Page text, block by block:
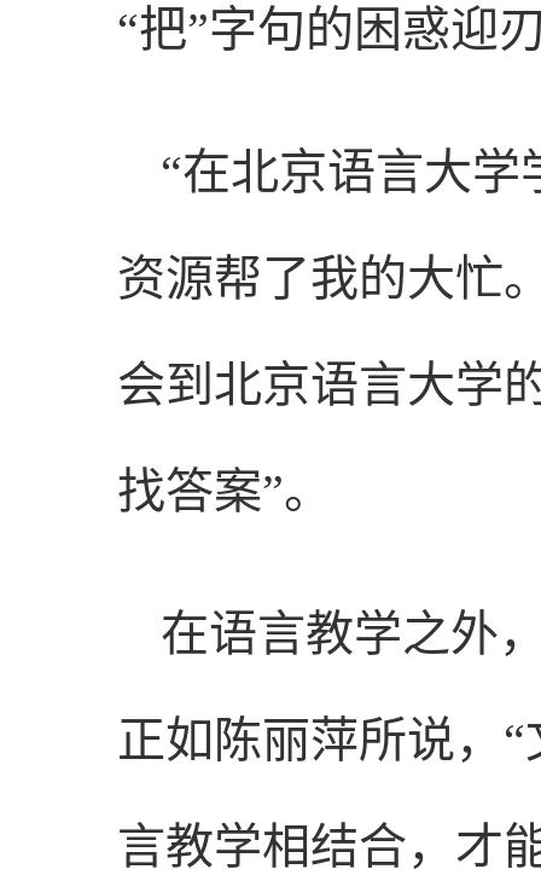
“把”字句的困惑迎
“在北京语言大
资源帮了我的大忙
会到北京语言大学
找答案”。
在语言教学之外
正如陈丽萍所说，
言教学相结合，才